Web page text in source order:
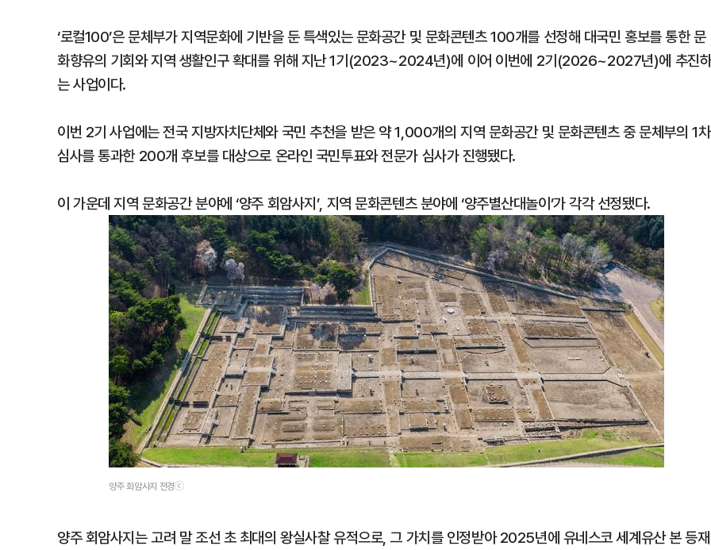
‘로컬100’은 문체부가 지역문화에 기반을 둔 특색있는 문화공간 및 문화콘텐츠 100개를 선정해 대국민 홍보를 통한 문
화향유의 기회와 지역 생활인구 확대를 위해 지난 1기(2023~2024년)에 이어 이번에 2기(2026~2027년)에 추진
는 사업이다.
이번 2기 사업에는 전국 지방자치단체와 국민 추천을 받은 약 1,000개의 지역 문화공간 및 문화콘텐츠 중 문체부의 1차
심사를 통과한 200개 후보를 대상으로 온라인 국민투표와 전문가 심사가 진행됐다.
이 가운데 지역 문화공간 분야에 ‘양주 회암사지’, 지역 문화콘텐츠 분야에 ‘양주별산대놀이’가 각각 선정됐다.
양주 회암사지 전경ⓒ
양주 회암사지는 고려 말 조선 초 최대의 왕실사찰 유적으로, 그 가치를 인정받아 2025년에 유네스코 세계유산 본 등재